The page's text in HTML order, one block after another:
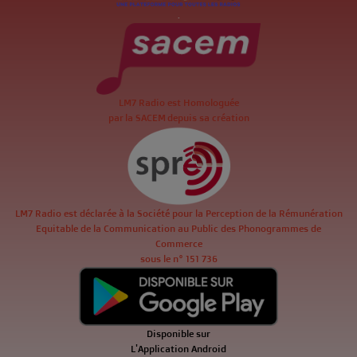
.
LM7 Radio est Homologuée
par la SACEM depuis sa création
LM7 Radio est déclarée à la Société pour la Perception de la Rémunération
Equitable de la Communication au Public des Phonogrammes de
Commerce
sous le n° 151 736
Disponible sur
L'Application Android